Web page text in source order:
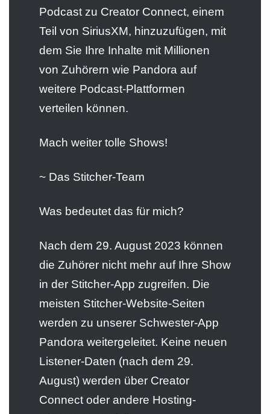
Podcast zu Creator Connect, einem
Teil von SiriusXM, hinzuzufügen, mit
dem Sie Ihre Inhalte mit Millionen
von Zuhörern wie Pandora auf
weitere Podcast-Plattformen
verteilen können.
Mach weiter tolle Shows!
~ Das Stitcher-Team
Was bedeutet das für mich?
Nach dem 29. August 2023 können
die Zuhörer nicht mehr auf Ihre Show
in der Stitcher-App zugreifen. Die
meisten Stitcher-Website-Seiten
werden zu unserer Schwester-App
Pandora weitergeleitet. Keine neuen
Listener-Daten (nach dem 29.
August) werden über Creator
Connect oder andere Hosting-